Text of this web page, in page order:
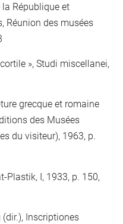
la République et
Réunion des musées
», Studi miscellanei,
grecque et romaine
des Musées
du visiteur), 1963, p.
Plastik, I, 1933, p. 150,
(dir.), Inscriptiones